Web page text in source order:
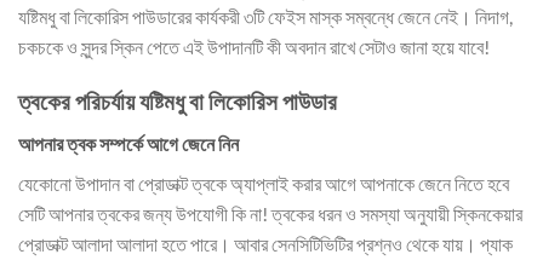
যষ্টিমধু বা লিকোরিস পাউডারের কার্যকরী ৩টি ফেইস মাস্ক সম্বন্ধে জেনে নেই। নিদাগ,
চকচকে ও সুন্দর স্কিন পেতে এই উপাদানটি কী অবদান রাখে সেটাও জানা হয়ে যাবে!
ত্বকের পরিচর্যায় যষ্টিমধু বা লিকোরিস পাউডার
আপনার ত্বক সম্পর্কে আগে জেনে নিন
যেকোনো উপাদান বা প্রোডাক্ট ত্বকে অ্যাপ্লাই করার আগে আপনাকে জেনে নিতে হবে
সেটি আপনার ত্বকের জন্য উপযোগী কি না! ত্বকের ধরন ও সমস্যা অনুযায়ী স্কিনকেয়ার
প্রোডাক্ট আলাদা আলাদা হতে পারে। আবার সেনসিটিভিটির প্রশ্নও থেকে যায়। প্যাক